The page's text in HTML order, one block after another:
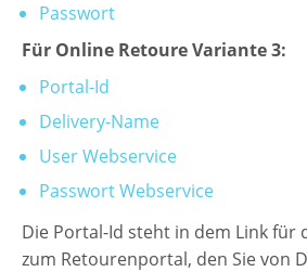
Passwort
Für Online Retoure Variante 3:
Portal-Id
Delivery-Name
User Webservice
Passwort Webservice
Die Portal-Id steht in dem Link für
zum Retourenportal, den Sie von